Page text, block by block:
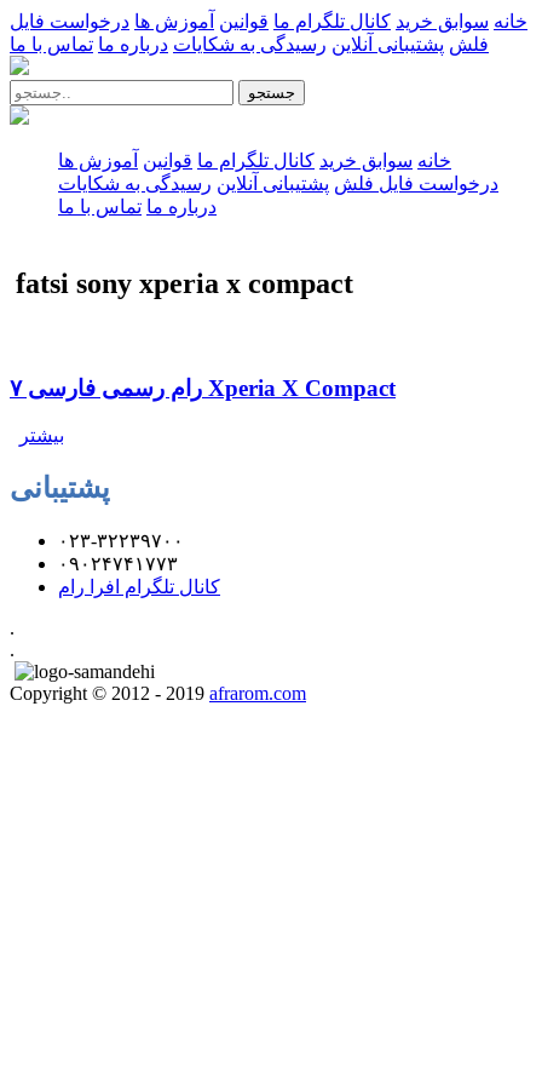
خانه سوابق خرید کانال تلگرام ما قوانین آموزش ها درخواست فایل
فلش پشتیبانی آنلاین رسیدگی به شکایات درباره ما تماس با ما
جستجو
خانه سوابق خرید کانال تلگرام ما قوانین آموزش ها
درخواست فایل فلش پشتیبانی آنلاین رسیدگی به شکایات
درباره ما تماس با ما
fatsi sony xperia x compact
رام رسمی فارسی ۷ Xperia X Compact
بیشتر
پشتیبانی
۰۲۳-۳۲۲۳۹۷۰۰
۰۹۰۲۴۷۴۱۷۷۳
کانال تلگرام افرا رام
.
.
Copyright © 2012 - 2019 afrarom.com